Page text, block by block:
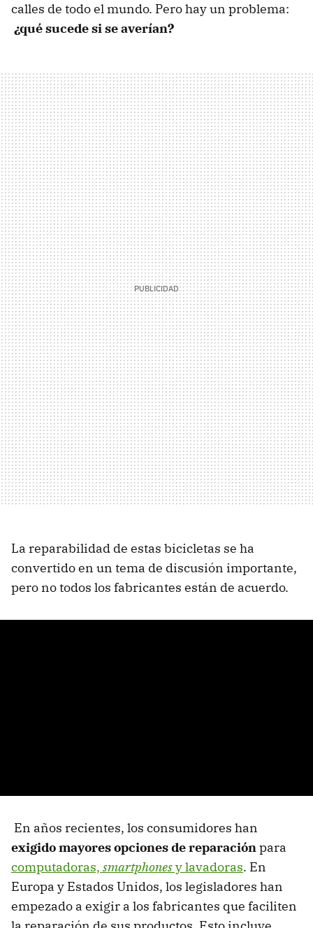
calles de todo el mundo. Pero hay un problema:
¿qué sucede si se averían?
La reparabilidad de estas bicicletas se ha
convertido en un tema de discusión importante,
pero no todos los fabricantes están de acuerdo.
En años recientes, los consumidores han
exigido mayores opciones de reparaciónpara
computadoras, smartphonesy lavadoras. En
Europa y Estados Unidos, los legisladores han
empezado a exigir a los fabricantes que faciliten